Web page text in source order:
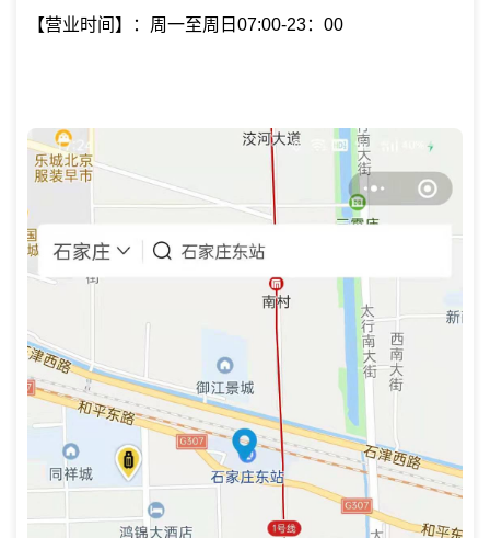
【营业时间】：周一至周日07:00-23：00